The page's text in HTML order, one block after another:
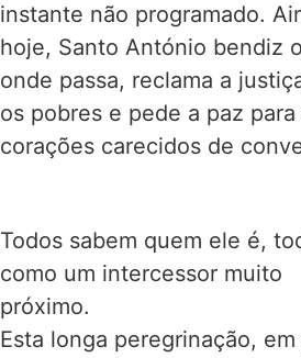
instante não programado.
hoje, Santo António bendiz
onde passa, reclama a
os pobres e pede a paz
corações carecidos de
Todos sabem quem ele é,
como um intercessor muito
próximo.
Esta longa peregrinação,